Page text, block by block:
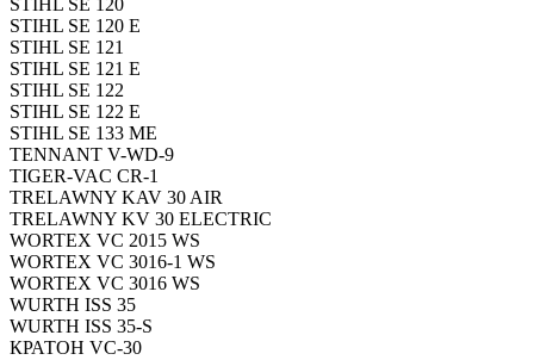
STIHL SE 120
STIHL SE 120 E
STIHL SE 121
STIHL SE 121 E
STIHL SE 122
STIHL SE 122 E
STIHL SE 133 ME
TENNANT V-WD-9
TIGER-VAC CR-1
TRELAWNY KAV 30 AIR
TRELAWNY KV 30 ELECTRIC
WORTEX VC 2015 WS
WORTEX VC 3016-1 WS
WORTEX VC 3016 WS
WURTH ISS 35
WURTH ISS 35-S
КРАТОН VC-30